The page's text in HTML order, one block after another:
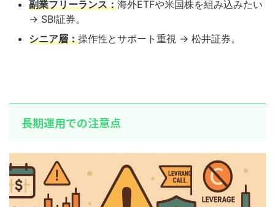
副業フリーランス：海外ETFや米国株を組み込みたい
→ SBI証券。
シニア層：操作性とサポート重視 → 松井証券。
長期運用での注意点